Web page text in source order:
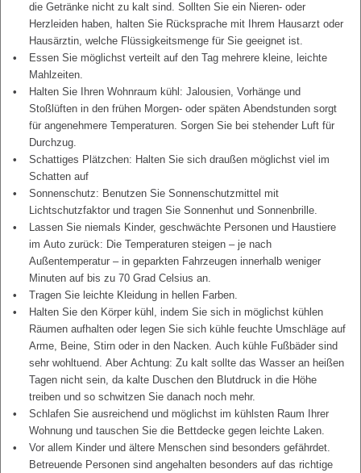
die Getränke nicht zu kalt sind. Sollten Sie ein Nieren- oder
Herzleiden haben, halten Sie Rücksprache mit Ihrem Hausarzt oder
Hausärztin, welche Flüssigkeitsmenge für Sie geeignet ist.
Essen Sie möglichst verteilt auf den Tag mehrere kleine, leichte
Mahlzeiten.
Halten Sie Ihren Wohnraum kühl: Jalousien, Vorhänge und
Stoßlüften in den frühen Morgen- oder späten Abendstunden sorgt
für angenehmere Temperaturen. Sorgen Sie bei stehender Luft für
Durchzug.
Schattiges Plätzchen: Halten Sie sich draußen möglichst viel im
Schatten auf
Sonnenschutz: Benutzen Sie Sonnenschutzmittel mit
Lichtschutzfaktor und tragen Sie Sonnenhut und Sonnenbrille.
Lassen Sie niemals Kinder, geschwächte Personen und Haustiere
im Auto zurück: Die Temperaturen steigen – je nach
Außentemperatur – in geparkten Fahrzeugen innerhalb weniger
Minuten auf bis zu 70 Grad Celsius an.
Tragen Sie leichte Kleidung in hellen Farben.
Halten Sie den Körper kühl, indem Sie sich in möglichst kühlen
Räumen aufhalten oder legen Sie sich kühle feuchte Umschläge auf
Arme, Beine, Stirn oder in den Nacken. Auch kühle Fußbäder sind
sehr wohltuend. Aber Achtung: Zu kalt sollte das Wasser an heißen
Tagen nicht sein, da kalte Duschen den Blutdruck in die Höhe
treiben und so schwitzen Sie danach noch mehr.
Schlafen Sie ausreichend und möglichst im kühlsten Raum Ihrer
Wohnung und tauschen Sie die Bettdecke gegen leichte Laken.
Vor allem Kinder und ältere Menschen sind besonders gefährdet.
Betreuende Personen sind angehalten besonders auf das richtige